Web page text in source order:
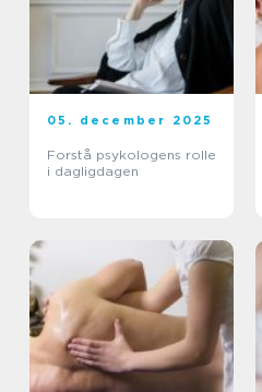
05. december 2025
Forstå psykologens rolle
i dagligdagen